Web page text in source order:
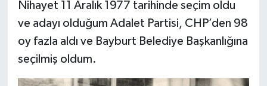
Nihayet 11 Aralık 1977 tarihinde seçim oldu
ve adayı olduğum Adalet Partisi, CHP’den 98
oy fazla aldı ve Bayburt Belediye Başkanlığına
seçilmiş oldum.